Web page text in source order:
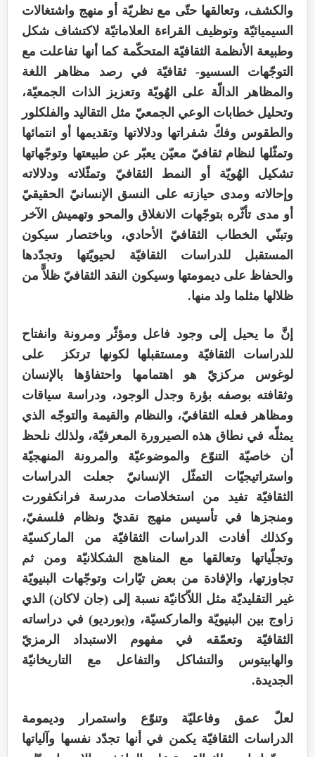
والكشف، وتعالقها حتّى مع نظريّة أو منهج واشتغالات
السيميائيّة وتوظيف القراءة العلاماتيّة لاكتشاف شكل
وطبيعة الأنظمة الثقافيّة المتحكّمة كما أنها تفاعلت مع
التوجّهات السسيو- ثقافيّة في رصد مظاهر اللغة
والمظاهر الدالّة على الهُويّة وتعزيز الذات الجمعيّة،
وتحليل خطابات الوعي الجمعيّ مثل التقاليد والفلكلور
والطقوس وفكّ شفراتها ودلالاتها وتقديمها أو انتمائها
وتمثّلها لنظام ثقافيّ معيّن يعبّر عن طبيعتها وتوجّهاتها
تشكيل الهُويّة أو النمط الثقافيّ وتمثّلاته ودلالاته
وإحالاته ومدى حيازته على النسق الإنسانيّ الحقيقيّ
أو مدى تأثّره بتوجّهات الانغلاق والمحو وتهميش الآخر
وتبنّي الخطاب الثقافيّ الأحادي، وباختصار سيكون
المستقبل للدراسات الثقافيّة لحيويّتها وتجدّدها
والحفاظ على ديمومتها وسيكون النقد الثقافيّ ظلاًّ من
ظلالها مثلما ولد منها.
إنَّ ما يحيل إلى وجود فاعل ومؤثّر ومرونة وانفتاح
للدراسات الثقافيّة ومستقبلها لكونها ترتكز على
لوغوس مركزيّ هو اهتمامها واحتفاؤها بالإنسان
وثقافته بوصفه بؤرة وجدل الوجود، ودراسة سياقات
ومظاهر فعله الثقافيّ، والنظام والقيمة والتوجّه الذي
يمثلّه في نطاق هذه الصيرورة المعرفيّة، ولذلك نلحظ
أن خاصيّة التنوّع والموضوعيّة والمرونة المنهجيّة
واستراتيجيّات التمثّل الإنسانيّ جعلت الدراسات
الثقافيّة تفيد من استخلاصات مدرسة فرانكفورت
ومنجزها في تأسيس منهج نقديّ ونظام فلسفيّ،
وكذلك أفادت الدراسات الثقافيّة من الماركسيّة
وتجلّياتها وتعالقها مع المناهج الشكلانيّة ومن ثم
تجاوزتها، والإفادة من بعض تيّارات وتوجّهات البنيويّة
غير التقليديّة مثل اللاّكانيّة نسبة إلى (جان لاكان) الذي
زاوج بين البنيويّة والماركسيّة، و(بورديو) في دراساته
الثقافيّة وتعمّقه في مفهوم الاستبداد الرمزيّ
والهابيتوس والتشاكل والتفاعل مع التاريخانيّة
الجديدة.
لعلّ عمق وفاعليّة وتنوّع واستمرار وديمومة
الدراسات الثقافيّة يكمن في أنها تجدّد نفسها وآلياتها